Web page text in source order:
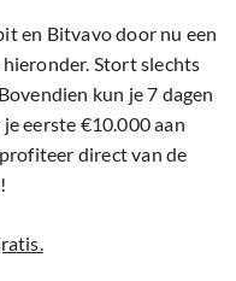
en Bitvavo door nu een
Stort slechts
kun je 7 dagen
eerste €10.000 aan
direct van de